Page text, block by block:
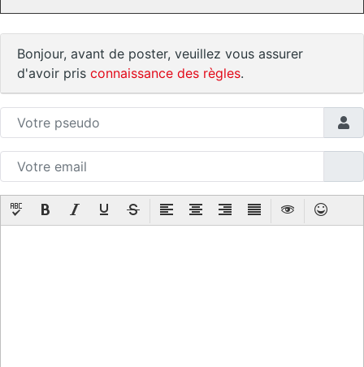
Bonjour, avant de poster, veuillez vous assurer
d'avoir pris connaissance des règles.